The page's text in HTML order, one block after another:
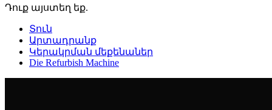
Դուք այստեղ եք.
Տուն
Արտադրանք
Կերակրման մեքենաներ
Die Refurbish Machine